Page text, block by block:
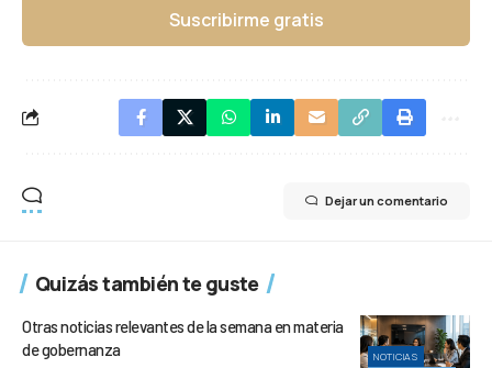
Suscribirme gratis
Dejar un comentario
Quizás también te guste
NOTICIAS
Otras noticias relevantes de la semana en materia
de gobernanza